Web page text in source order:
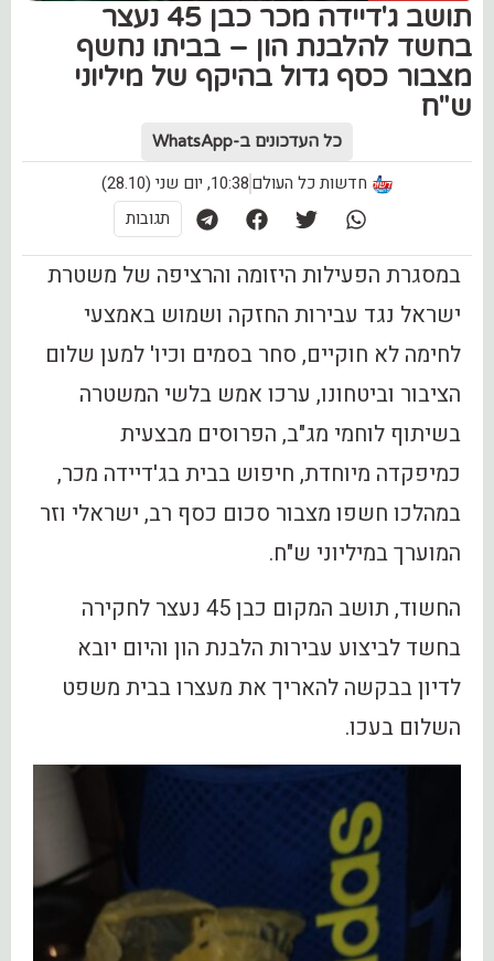
תושב ג'דיידה מכר כבן 45 נעצר
בחשד להלבנת הון – בביתו נחשף
מצבור כסף גדול בהיקף של מיליוני
ש"ח
כל העדכונים ב-WhatsApp
חדשות כל העולם10:38, יום שני (28.10)
תגובות
במסגרת הפעילות היזומה והרציפה של משטרת
ישראל נגד עבירות החזקה ושמוש באמצעי
לחימה לא חוקיים, סחר בסמים וכיו' למען שלום
הציבור וביטחונו, ערכו אמש בלשי המשטרה
בשיתוף לוחמי מג"ב, הפרוסים מבצעית
כמיפקדה מיוחדת, חיפוש בבית בג'דיידה מכר,
במהלכו חשפו מצבור סכום כסף רב, ישראלי וזר
המוערך במיליוני ש"ח.
החשוד, תושב המקום כבן 45 נעצר לחקירה
בחשד לביצוע עבירות הלבנת הון והיום יובא
לדיון בבקשה להאריך את מעצרו בבית משפט
השלום בעכו.